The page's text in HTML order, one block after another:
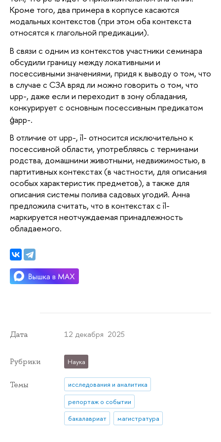
Кроме того, два примера в корпусе касаются
модальных контекстов (при этом оба контекста
относятся к глагольной предикации).
В связи с одним из контекстов участники семинара
обсудили границу между локативными и
посессивными значениями, придя к выводу о том, что
в случае с СЗА вряд ли можно говорить о том, что
upp-, даже если и переходит в зону обладания,
конкурирует с основным посессивным предикатом
ġapp-.
В отличие от upp-, īl- относится исключительно к
посессивной области, употребляясь с терминами
родства, домашними животными, недвижимостью, в
партитивных контекстах (в частности, для описания
особых характеристик предметов), а также для
описания системы полива садовых угодий. Анна
предложила считать, что в контекстах с īl-
маркируется неотчуждаемая принадлежность
обладаемого.
Дата 12 декабря 2025
Рубрики Наука
Темы
исследования и аналитика
репортаж о событии
бакалавриат
магистратура